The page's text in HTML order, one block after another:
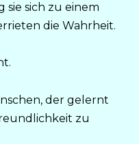
sie sich zu einem
die Wahrheit.
der gelernt
zu